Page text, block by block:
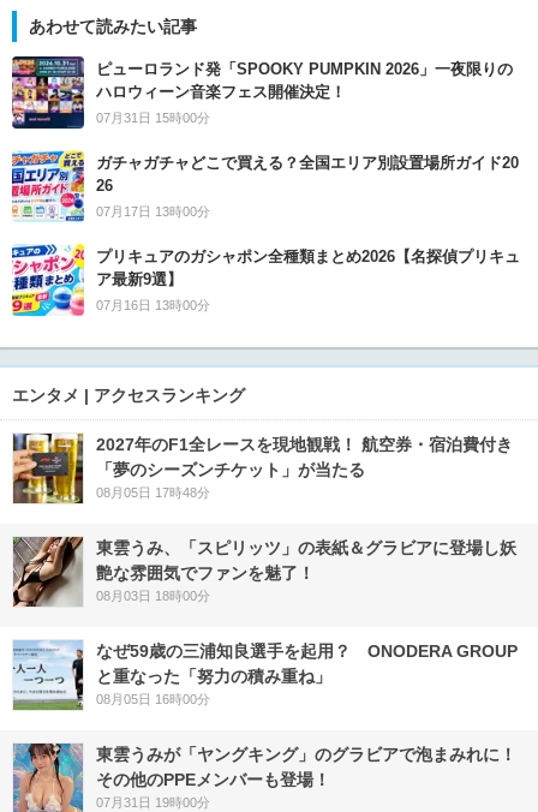
あわせて読みたい記事
ピューロランド発「SPOOKY PUMPKIN 2026」一夜限りの
ハロウィーン音楽フェス開催決定！
07月31日 15時00分
ガチャガチャどこで買える？全国エリア別設置場所ガイド20
26
07月17日 13時00分
プリキュアのガシャポン全種類まとめ2026【名探偵プリキュ
ア最新9選】
07月16日 13時00分
エンタメ | アクセスランキング
2027年のF1全レースを現地観戦！ 航空券・宿泊費付き
「夢のシーズンチケット」が当たる
08月05日 17時48分
東雲うみ、「スピリッツ」の表紙＆グラビアに登場し妖
艶な雰囲気でファンを魅了！
08月03日 18時00分
なぜ59歳の三浦知良選手を起用？ ONODERA GROUP
と重なった「努力の積み重ね」
08月05日 16時00分
東雲うみが「ヤングキング」のグラビアで泡まみれに！
その他のPPEメンバーも登場！
07月31日 19時00分